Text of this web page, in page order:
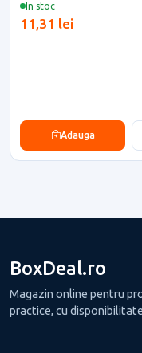
In stoc
11,31 lei
Adauga
BoxDeal.ro
Magazin online pentru
practice, cu